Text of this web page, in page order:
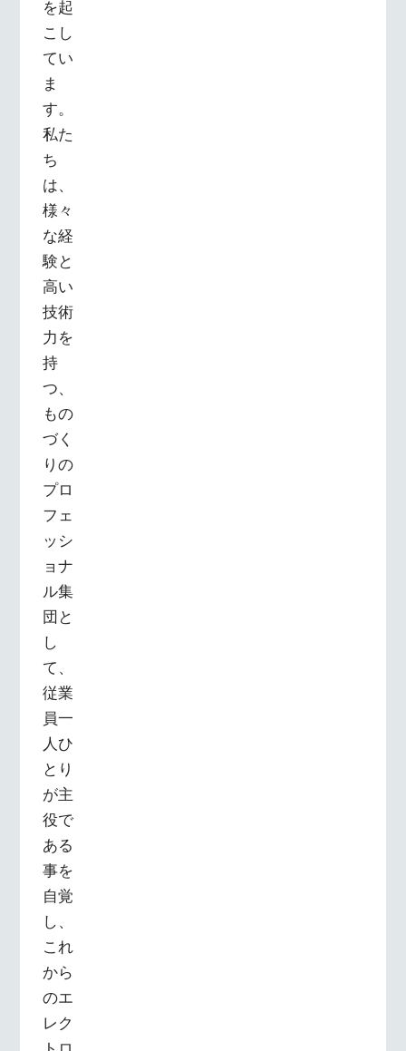
を起
こし
てい
ま
す。
私た
ち
は、
様々
な経
験と
高い
技術
力を
持
つ、
もの
づく
りの
プロ
フェ
ッシ
ョナ
ル集
団と
し
て、
従業
員一
人ひ
とり
が主
役で
ある
事を
自覚
し、
これ
から
のエ
レク